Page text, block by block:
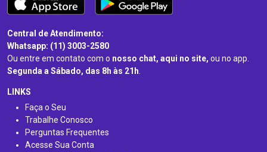
Central de Atendimento:
Whatsapp: (11) 3003-2580
Ou entre em contato com o nosso chat, aqui no site, ou no app.
Segunda a Sábado, das 8h às 21h.
LINKS
Faça o Seu
Trabalhe Conosco
Perguntas Frequentes
Acesse Sua Conta